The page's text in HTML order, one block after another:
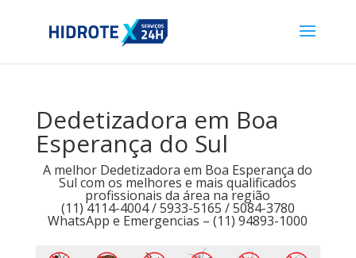
Dedetizadora em Boa
Esperança do Sul
A melhor Dedetizadora em Boa Esperança do
Sul com os melhores e mais qualificados
profissionais da área na região
(11) 4114-4004 / 5933-5165 / 5084-3780
WhatsApp e Emergencias – (11) 94893-1000